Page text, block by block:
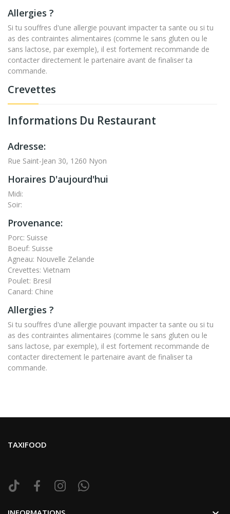
Crevettes
Informations Du Restaurant
Adresse:
Rue Saint-Jean 30, 1260 Nyon
Horaires D'aujourd'hui
Midi:
Soir:
Provenance:
Porc: Suisse
Boeuf: Suisse
Agneau: Nouvelle Zelande
Crevettes: Vietnam
Poulet: Bresil
Canard: Chine
Allergies ?
Si tu souffres d'une allergie pouvant impacter ta sante ou si tu
as des contraintes alimentaires (comme le sans gluten ou le
sans lactose, par exemple), il est fortement recommande de
contacter directement le partenaire avant de finaliser ta
commande.
Allergies ?
Si tu souffres d'une allergie pouvant impacter ta sante ou si tu
as des contraintes alimentaires (comme le sans gluten ou le
sans lactose, par exemple), il est fortement recommande de
contacter directement le partenaire avant de finaliser ta
commande.
TAXIFOOD